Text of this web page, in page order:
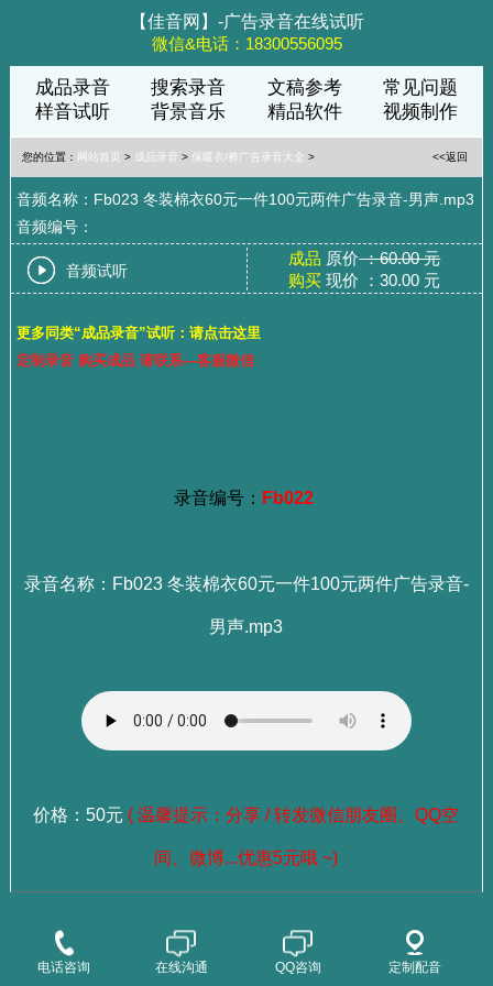
【佳音网】-广告录音在线试听
微信&电话：18300556095
成品录音 搜索录音 文稿参考
常见问题
样音试听
背景音乐 精品软件 视频制作
您的位置： 网站首页 > 成品录音 >保暖衣/裤广告录音大全 > <<返回
音频名称：Fb023 冬装棉衣60元一件100元两件广告录音-男声.mp3
音频编号：
音频试听
成品 原价：60.00 元
购买 现价 ：30.00 元
更多同类“成品录音”试听：请点击这里
定制录音 购买成品 请联系—客服微信
录音编号： Fb022
录音名称：Fb023 冬装棉衣60元一件100元两件广告录音-
男声.mp3
价格：50元 ( 温馨提示：分享 / 转发微信朋友圈、QQ空
间、微博...优惠5元哦 ~)
选择成品录音 点这里查看>>>
电话咨询 在线沟通 QQ咨询 定制配音